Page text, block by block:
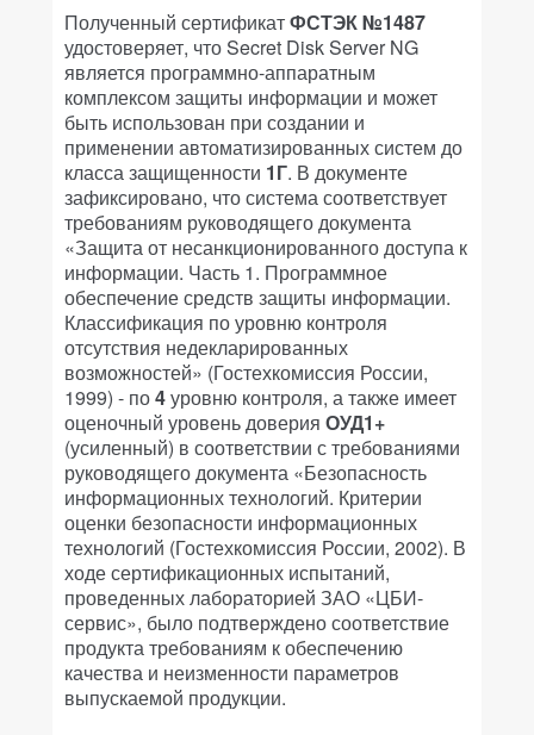
Полученный сертификатФСТЭК №1487
удостоверяет, что Secret Disk Server NG
является программно-аппаратным
комплексом защиты информации и может
быть использован при создании и
применении автоматизированных систем до
класса защищенности 1Г. В документе
зафиксировано, что система соответствует
требованиям руководящего документа
«Защита от несанкционированного доступа к
информации. Часть 1. Программное
обеспечение средств защиты информации.
Классификация по уровню контроля
отсутствия недекларированных
возможностей» (Гостехкомиссия России,
1999) - по4уровню контроля, а также имеет
оценочный уровень доверия ОУД1+
(усиленный) в соответствии с требованиями
руководящего документа «Безопасность
информационных технологий. Критерии
оценки безопасности информационных
технологий (Гостехкомиссия России, 2002). В
ходе сертификационных испытаний,
проведенных лабораторией ЗАО «ЦБИ-
сервис», было подтверждено соответствие
продукта требованиям к обеспечению
качества и неизменности параметров
выпускаемой продукции.